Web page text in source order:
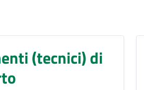
(tecnici) di